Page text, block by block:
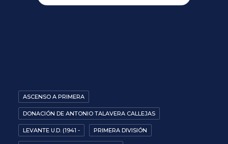
ASCENSO A PRIMERA
DONACIÓN DE ANTONIO TALAVERA CALLEJAS
LEVANTE U.D. (1941 - PRIMERA DIVISIÓN